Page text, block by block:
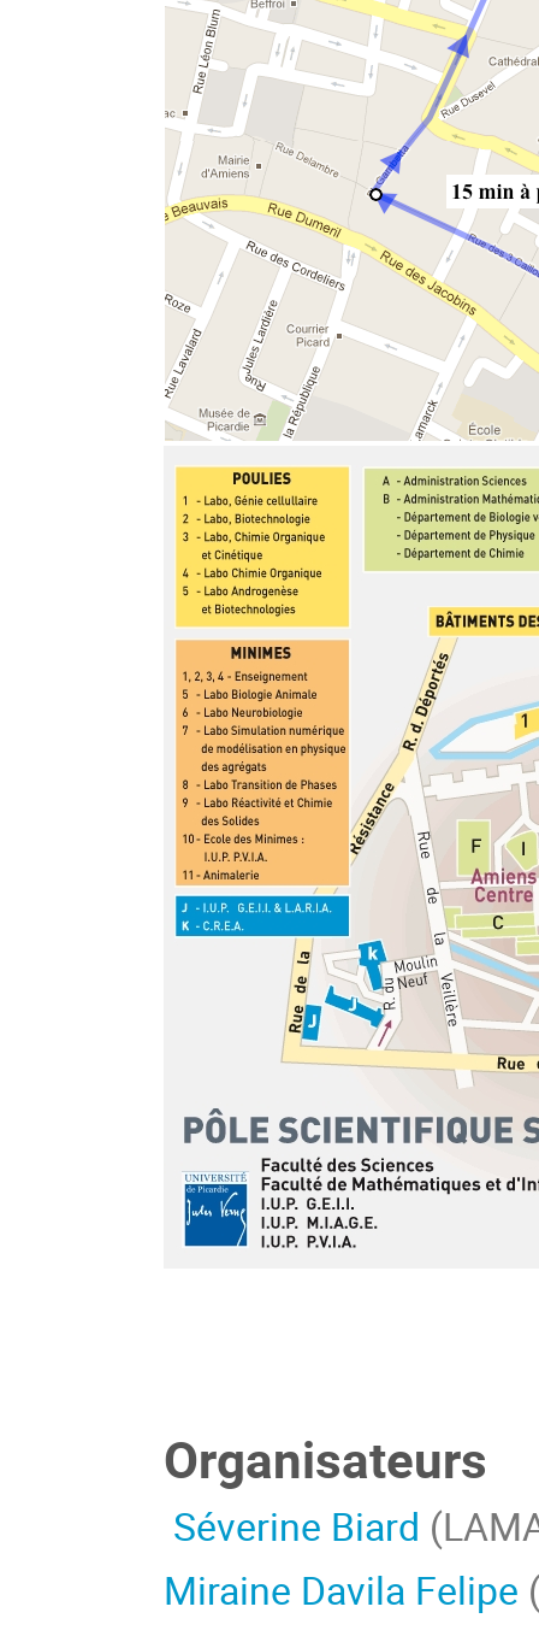
Organisateurs
Séverine Biard
Miraine Davila Felipe